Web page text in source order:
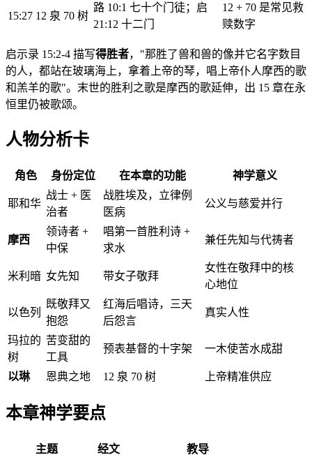
15:27 12 泉 70 树
路 10:1 七十个门徒；启
21:12 十二门
12 + 70 是常见救
赎数字
启示录 15:2-4 描写得胜者，"那胜了兽和兽的像并它名字数目
的人，都站在玻璃海上，拿着上帝的琴，唱上帝仆人摩西的歌
和羔羊的歌"。末世的胜利之歌是摩西的歌延伸，出 15 章在永
恒里仍被歌颂。
人物分析卡
角色 身份定位 在本章的功能 神学意义
耶和华
战士 + 医
治者
战胜埃及，立律例
医病
公义与慈爱并行
摩西
领诗者 +
中保
唱第一首胜利诗 +
求水
兼任先知与代祷者
米利暗 女先知 带女子敬拜
女性在敬拜中的核
心地位
以色列
既敬拜又
抱怨
红海后唱诗，三天
后怨言
真实人性
玛拉的
树
苦变甜的
工具
预表基督的十字架 一木使苦水成甜
以琳 恩典之地 12 泉 70 树 上帝精准供应
本章神学要点
主题 经文 教导